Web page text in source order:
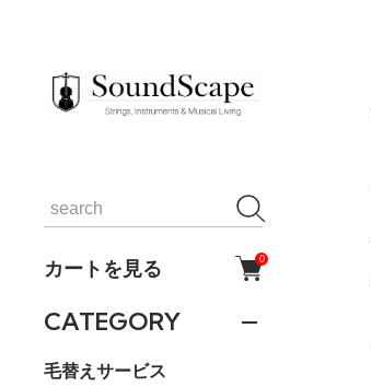
カートを見る 0
CATEGORY
毛替えサービス